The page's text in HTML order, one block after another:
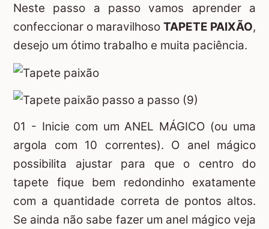
Neste passo a passo vamos aprender a
confeccionar o maravilhoso TAPETE PAIXÃO,
desejo um ótimo trabalho e muita paciência.
01 - Inicie com umANEL MÁGICO (ou uma
argola com 10 correntes). O anel mágico
possibilita ajustar para que o centro do
tapete fique bem redondinho exatamente
com a quantidade correta de pontos altos.
Se ainda não sabe fazer um anel mágico veja